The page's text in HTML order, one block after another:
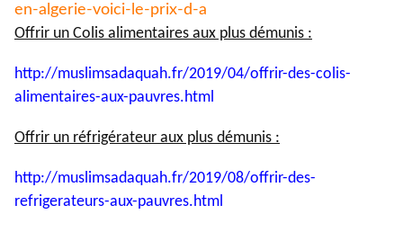
en-algerie-voici-le-prix-d-a
Offrir un Colis alimentaires aux plus démunis :
http://muslimsadaquah.fr/2019/04/offrir-des-colis-
alimentaires-aux-pauvres.html
Offrir un réfrigérateur aux plus démunis :
http://muslimsadaquah.fr/2019/08/offrir-des-
refrigerateurs-aux-pauvres.html